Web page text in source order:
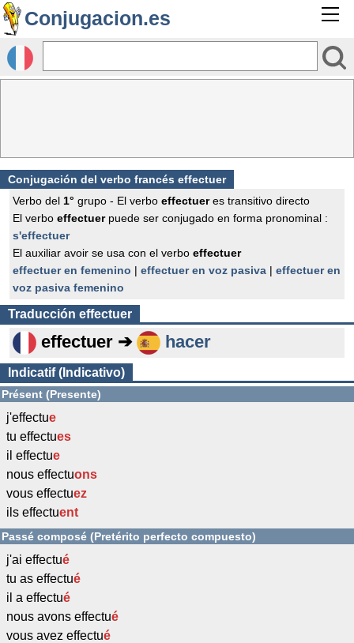
Conjugacion.es
Conjugación del verbo francés effectuer
Verbo del 1° grupo - El verbo effectueres transitivo directo
El verbo effectuerpuede ser conjugado en forma pronominal :
s'effectuer
El auxiliar avoir se usa con el verbo effectuer
effectuer en femenino | effectuer en voz pasiva | effectuer en
voz pasiva femenino
Traducción effectuer
effectuer ➔ hacer
Indicatif (Indicativo)
Présent (Presente)
j'effectue
tu effectues
il effectue
nous effectuons
vous effectuez
ils effectuent
Passé composé (Pretérito perfecto compuesto)
j'ai effectué
tu as effectué
il a effectué
nous avons effectué
vous avez effectué